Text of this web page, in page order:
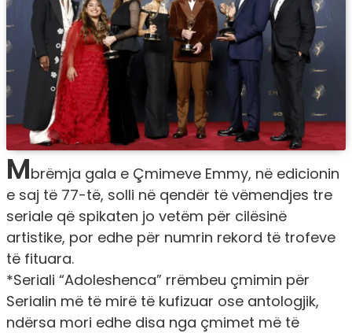
Mbrëmja gala e Çmimeve Emmy, në edicionin
e saj të 77-të, solli në qendër të vëmendjes tre
seriale që spikaten jo vetëm për cilësinë
artistike, por edhe për numrin rekord të trofeve
të fituara.
*Seriali “Adoleshenca” rrëmbeu çmimin për
Serialin më të mirë të kufizuar ose antologjik,
ndërsa mori edhe disa nga çmimet më të